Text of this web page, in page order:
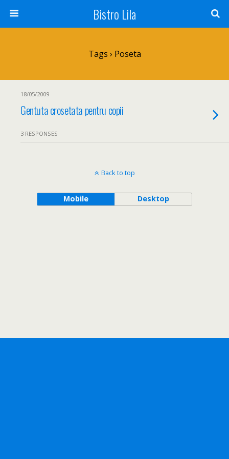
Bistro Lila
Tags › Poseta
18/05/2009
Gentuta crosetata pentru copii
3 RESPONSES
Back to top
Mobile Desktop